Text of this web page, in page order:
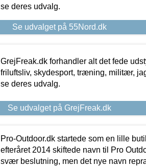
se deres udvalg.
Se udvalget på 55Nord.dk
GrejFreak.dk forhandler alt det fede
friluftsliv, skydesport, træning, militær,
se deres udvalg.
Se udvalget på GrejFreak.dk
Pro-Outdoor.dk startede som en lille
efteråret 2014 skiftede navn til Pro
svær beslutning, men det nye navn